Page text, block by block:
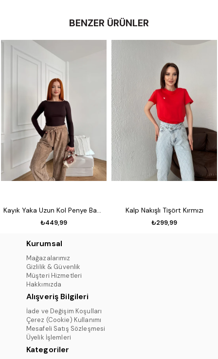
BENZER ÜRÜNLER
Kayık Yaka Uzun Kol Penye Badi Koyu kahve
₺449,99
Kalp Nakışlı Tişört Kırmızı
₺299,99
Kurumsal
Mağazalarımız
Gizlilik & Güvenlik
Müşteri Hizmetleri
Hakkımızda
Alışveriş Bilgileri
İade ve Değişim Koşulları
Çerez (Cookie) Kullanımı
Mesafeli Satış Sözleşmesi
Üyelik İşlemleri
Kategoriler